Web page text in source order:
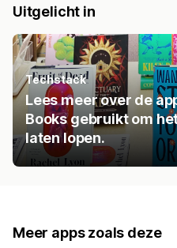
Uitgelicht in
Techstack
Lees meer over de
Books gebruikt om
laten lopen.
Meer apps zoals deze